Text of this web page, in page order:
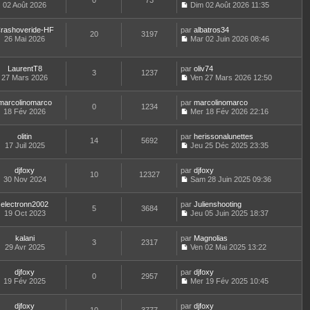
d
e
r
n
m
e
s
s
a
e
r
l
e
e
r
n
e
r
m
s
a
02 Août 2026
o
n
s
l
t
e
l
e
d
n
m
e
s
a
g
e
Dim 02 Août 2026 11:35
HF
26 Mai 2026
20 3197 par albatros34
s
u
l
t
e
l
e
d
n
m
e
s
a
e
Mar 02 Juin 2026 08:46
LaurentT8
27 Mars 2026
3 1237 par oliv74
o
n
s
t
e
e
d
e
r
n
e
r
m
s
a
Ven 27 Mars 2026 12:50
18 Fév 2026
0 1234 par marcolinomarco
o
n
s
t
e
e
d
e
r
n
e
r
m
s
Mer 18 Fév 2026 22:16
olitin
17 Juil 2025
14 5692 par herissonalunettes
o
n
s
t
e
e
d
e
r
n
e
r
Jeu 25 Déc 2025 23:35
djfoxy
30 Nov 2024
10 12327 par djfoxy
o
n
s
t
e
e
d
e
r
Sam 28 Juin 2025 09:36
electronn2002
19 Oct 2023
5 3684 par Julienshooting
o
n
s
t
e
Jeu 05 Juin 2025 18:37
kalani
29 Avr 2025
3 2317 par Magnolias
o
n
s
t
Ven 02 Mai 2025 13:22
djfoxy
19 Fév 2025
0 2957 par djfoxy
o
n
Mer 19 Fév 2025 10:45
djfoxy par djfoxy